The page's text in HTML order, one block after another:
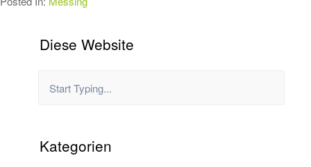
Diese Website
Kategorien